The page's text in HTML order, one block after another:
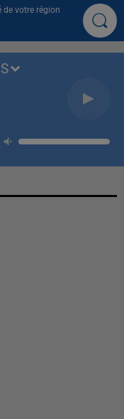
de votre région